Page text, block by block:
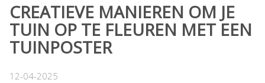
CREATIEVE MANIEREN OM JE
TUIN OP TE FLEUREN MET EEN
TUINPOSTER
12-04-2025